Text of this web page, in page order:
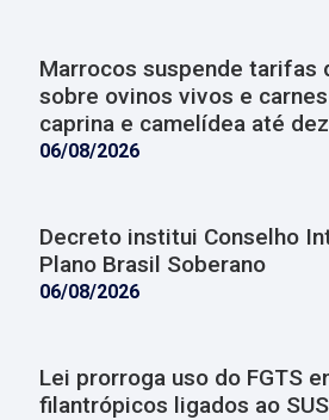
Marrocos suspende tarifas
sobre ovinos vivos e
caprina e camelídea até
06/08/2026
Decreto institui Conselho
Plano Brasil Soberano
06/08/2026
Lei prorroga uso do FGTS
filantrópicos ligados ao SUS